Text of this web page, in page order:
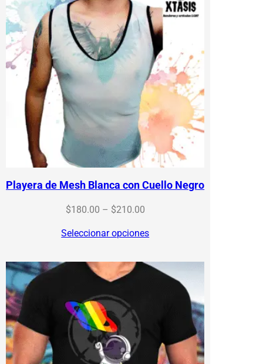
Playera de Mesh Blanca con Cuello Negro
$180.00 – $210.00Price
$180.00
$210.00
Seleccionar opciones